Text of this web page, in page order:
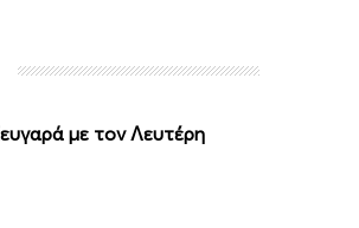
με τον Λευτέρη